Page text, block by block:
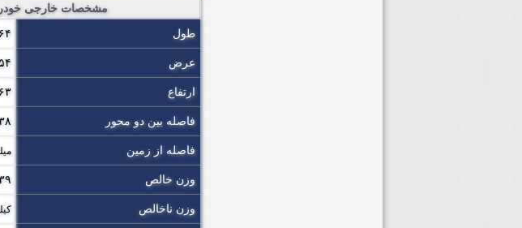
مشخصات خارجی
طول
عرض
ارتفاع
فاصله بین دو محور
فاصله از زمین
وزن خالص
وزن ناخالص